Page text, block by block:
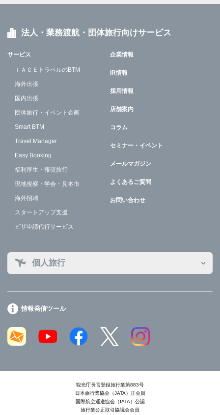
法人・業務渡航・団体旅行向けサービス
サービス
ＩＡＣＥトラベルのBTM
海外出張
国内出張
団体旅行・イベント企画
Smart BTM
Travel Manager
Easy Booking
福利厚生・報奨旅行
現地視察・学会・見本市
海外招聘
スタートアップ支援
ビザ申請代行サービス
企業情報
IR情報
採用情報
店舗案内
コラム
セミナー・イベント
メールマガジン
よくあるご質問
お問い合わせ
個人旅行
情報発信ツール
観光庁長官登録旅行業第883号
日本旅行業協会（JATA）正会員
国際航空運送協会（IATA）公認
旅行業公正取引協議会会員